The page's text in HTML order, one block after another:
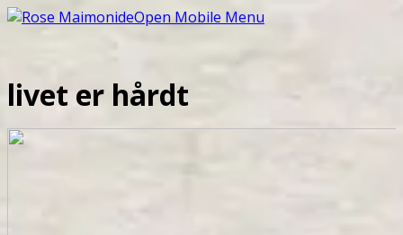
Open Mobile Menu
livet er hårdt